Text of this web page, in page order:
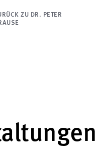
ZU DR. PETER